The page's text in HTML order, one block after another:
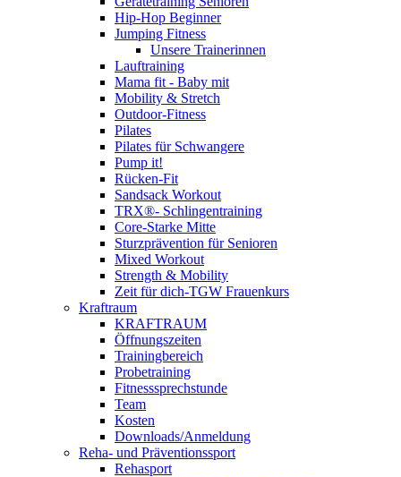
Hip-Hop Beginner
Jumping Fitness
Unsere Trainerinnen
Lauftraining
Mama fit - Baby mit
Mobility & Stretch
Outdoor-Fitness
Pilates
Pilates für Schwangere
Pump it!
Rücken-Fit
Sandsack Workout
TRX®- Schlingentraining
Core-Starke Mitte
Sturzprävention für Senioren
Mixed Workout
Strength & Mobility
Zeit für dich-TGW Frauenkurs
Kraftraum
KRAFTRAUM
Öffnungszeiten
Trainingbereich
Probetraining
Fitnesssprechstunde
Team
Kosten
Downloads/Anmeldung
Reha- und Präventionssport
Rehasport